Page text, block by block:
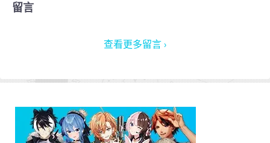
留言
查看更多留言 ›